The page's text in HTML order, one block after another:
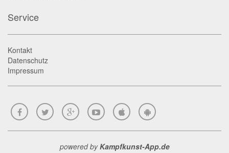
Service
Kontakt
Datenschutz
Impressum
powered byKampfkunst-App.de